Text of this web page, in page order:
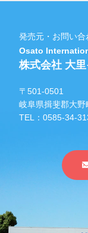
発売元・お問い合
Osato
株式会社 大
〒501-0501
岐阜県揖斐郡大野
TEL： 0585-34-